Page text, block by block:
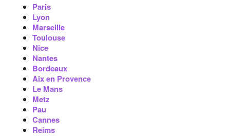
Paris
Lyon
Marseille
Toulouse
Nice
Nantes
Bordeaux
Aix en Provence
Le Mans
Metz
Pau
Cannes
Reims